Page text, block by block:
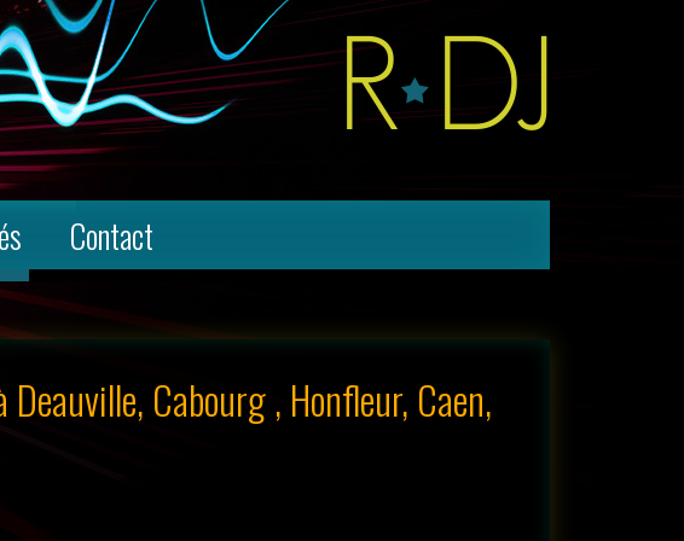
Contact
Cabourg , Honfleur, Caen,